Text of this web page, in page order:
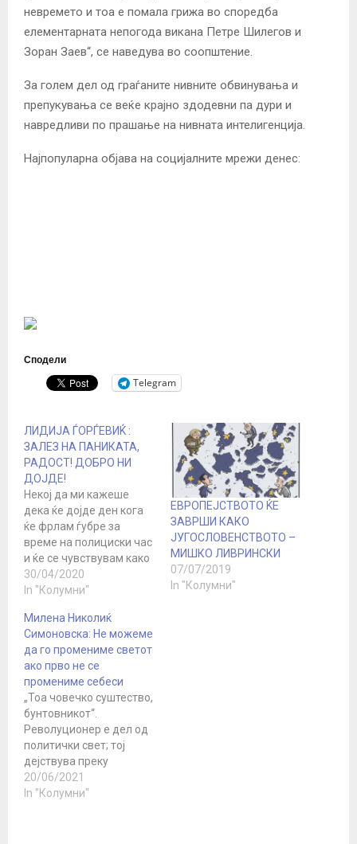
невремето и тоа е помала грижа во споредба
елементарната непогода викана Петре Шилегов и
Зоран Заев“, се наведува во соопштение.
За голем дел од граѓаните нивните обвинувања и
препукувања се веќе крајно здодевни па дури и
навредливи по прашање на нивната интелигенција.
Најпопуларна објава на социјалните мрежи денес:
Сподели
Telegram
ЛИДИЈА ЃОРЃЕВИЌ :
ЗАЛЕЗ НА ПАНИКАТА,
РАДОСТ! ДОБРО НИ
ДОЈДЕ!
Некој да ми кажеше
дека ќе дојде ден кога
ќе фрлам ѓубре за
време на полициски час
и ќе се чувствувам како
херој ќе помислев дека
се поместил од умот! Но
такви се околностите и
што да се прави! Па како
што? Ајде дигнете се…
30/04/2020
In "Колумни"
ЕВРОПЕЈСТВОТО ЌЕ
ЗАВРШИ КАКО
ЈУГОСЛОВЕНСТВОТО –
МИШКО ЛИВРИНСКИ
07/07/2019
In "Колумни"
Милена Николиќ
Симоновска: Не можеме
да го промениме светот
ако прво не се
промениме себеси
„Тоа човечко суштество,
бунтовникот“.
Револуционер е дел од
политички свет; тој
дејствува преку
политика. Тој смета
дека промената во
20/06/2021
In "Колумни"